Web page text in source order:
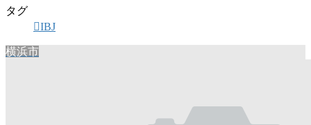
タグ
IBJ
横浜市